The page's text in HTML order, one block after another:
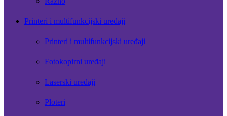
Printeri i multifunkcijski uređaji
Printeri i multifunkcijski uređaji
Fotokopirni uređaji
Laserski uređaji
Ploteri